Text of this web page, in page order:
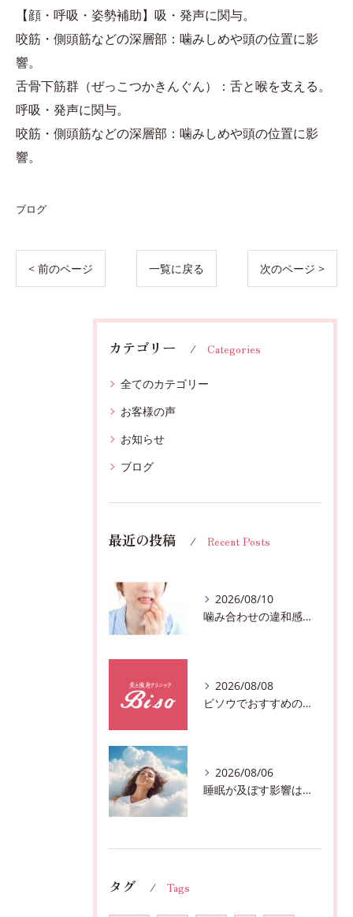
【顔・呼吸・姿勢補助】吸・発声に関与。
咬筋・側頭筋などの深層部：噛みしめや頭の位置に影
響。
舌骨下筋群（ぜっこつかきんぐん）：舌と喉を支える。
呼吸・発声に関与。
咬筋・側頭筋などの深層部：噛みしめや頭の位置に影
響。
ブログ
< 前のページ 一覧に戻る 次のページ >
カテゴリー Categories
全てのカテゴリー
お客様の声
お知らせ
ブログ
最近の投稿 Recent Posts
2026/08/10
噛み合わせの違和感、体からのサインかも♪千葉市中央区フェイシャルボディーエステサロン
2026/08/08
ビソウでおすすめのフェースビューティーの洗顔♪千葉市中央区フルハンドで体質、姿勢改善！！
2026/08/06
睡眠が及ぼす影響は？千葉市おすすめメニュー全身リンパマッサージで全身スッキリ♪
タグ Tags